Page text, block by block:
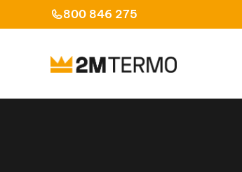
al
800 846 275